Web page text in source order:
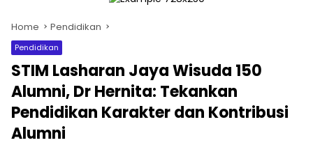
Home Pendidikan
Pendidikan
STIM Lasharan Jaya Wisuda 150
Alumni, Dr Hernita: Tekankan
Pendidikan Karakter dan Kontribusi
Alumni